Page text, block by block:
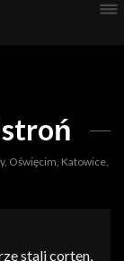
Oświęcim, Katowice,
stali corten,